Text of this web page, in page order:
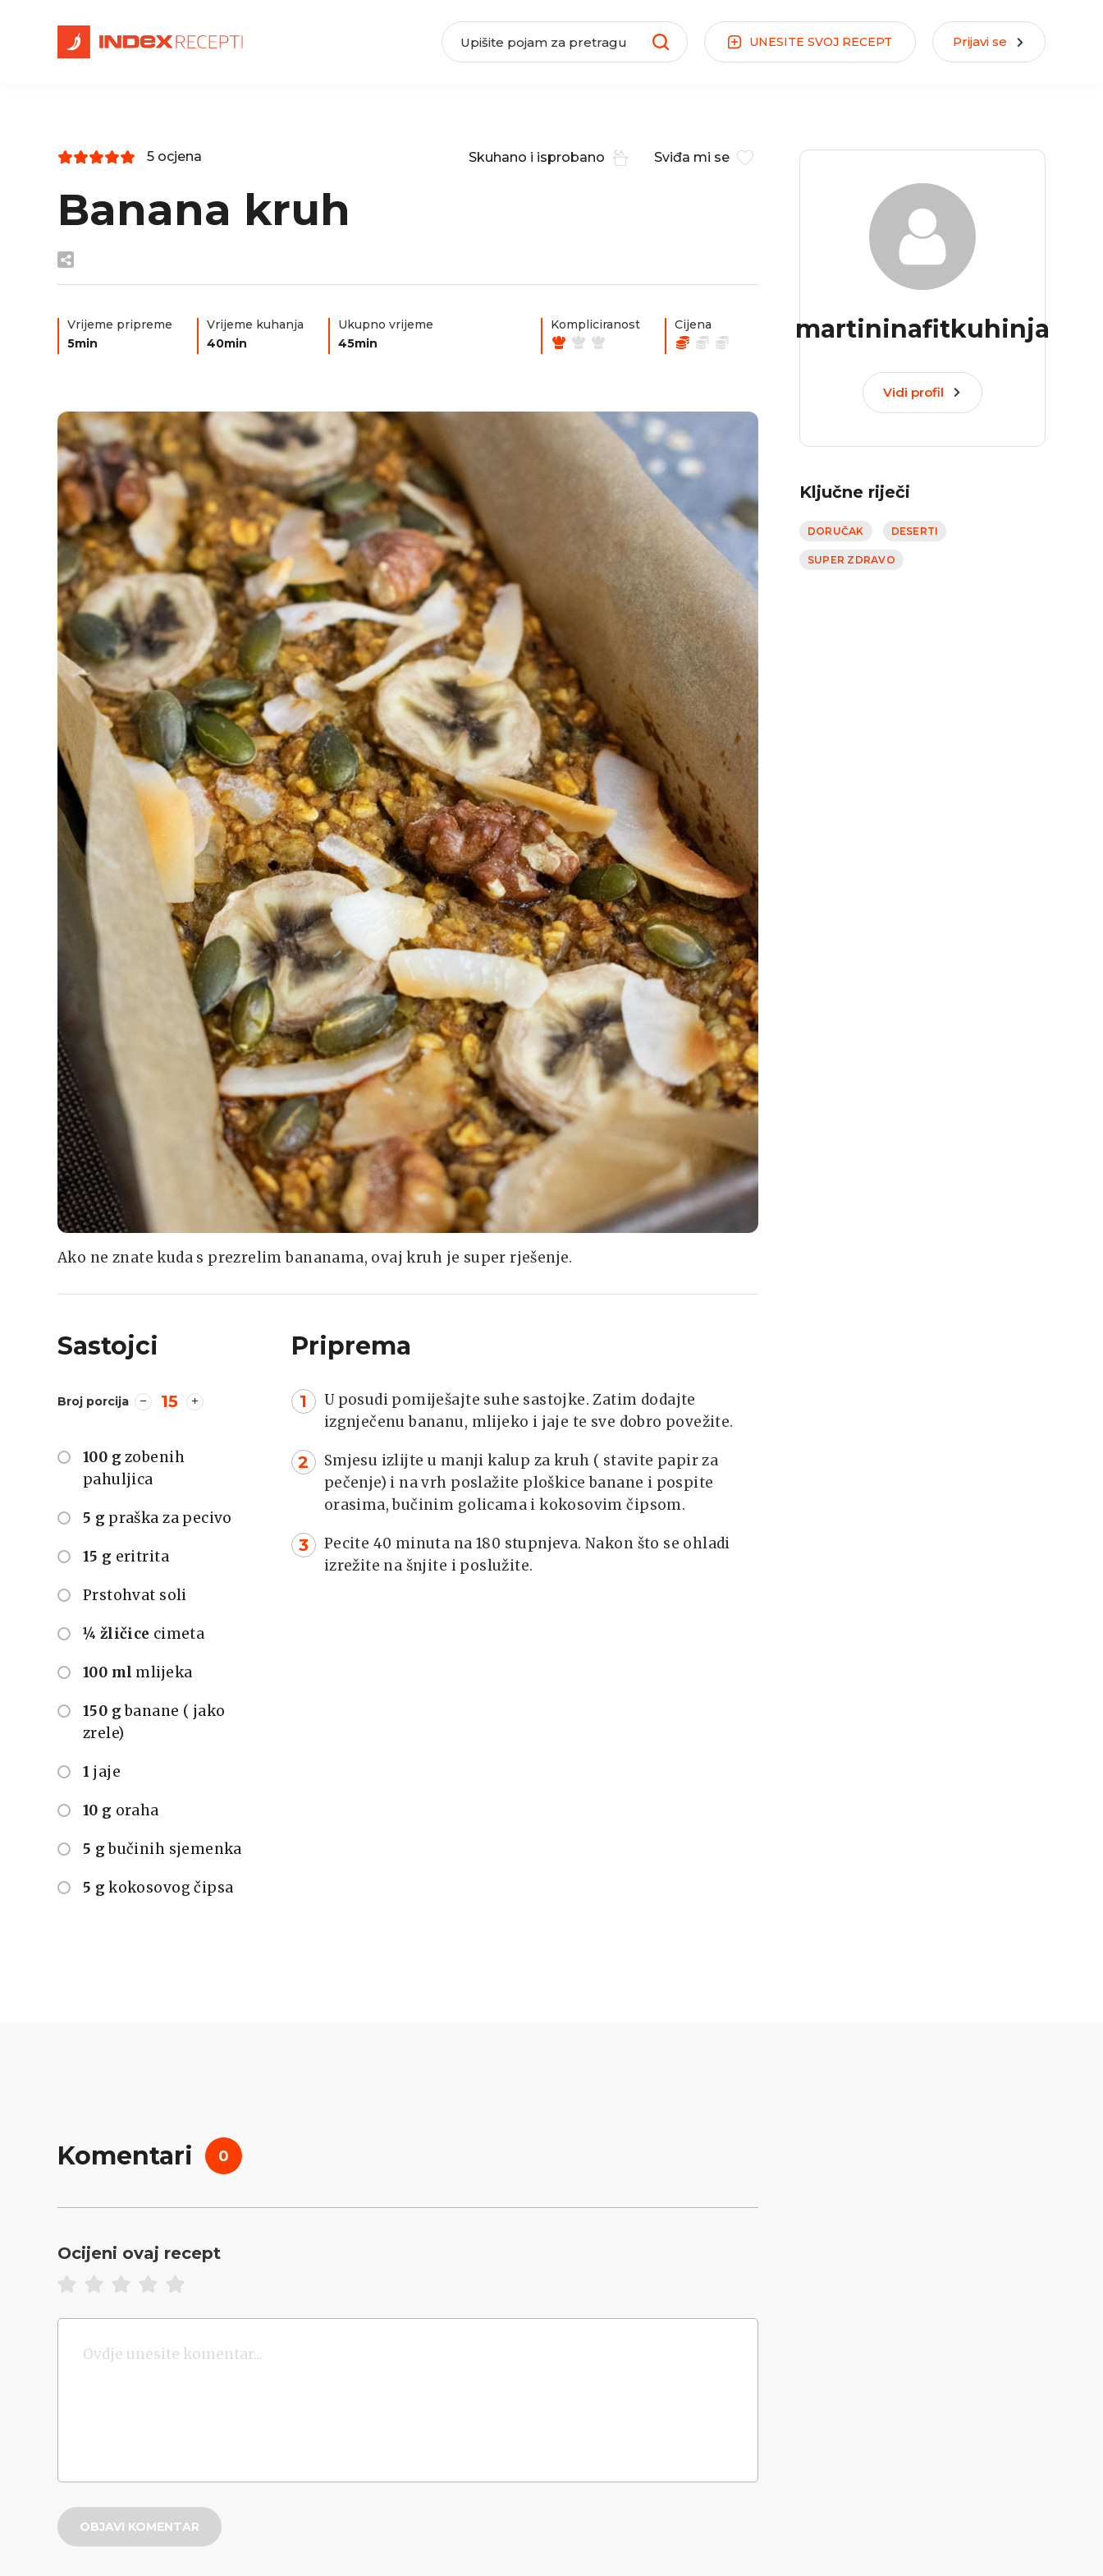
UNESITE SVOJ RECEPT Prijavi se
5 ocjena Skuhano i isprobano Sviđa mi se
Banana kruh
Vrijeme pripreme
5min
Vrijeme kuhanja
40min
Ukupno vrijeme
45min
Kompliciranost Cijena
Ako ne znate kuda s prezrelim bananama, ovaj kruh je super rješenje.
Sastojci
Broj porcija 15
100 g zobenih
pahuljica
5 g praška za pecivo
15 g eritrita
Prstohvat soli
¼ žličice cimeta
100 ml mlijeka
150 g banane ( jako
zrele)
1 jaje
10 g oraha
5 g bučinih sjemenka
5 g kokosovog čipsa
Priprema
U posudi pomiješajte suhe sastojke. Zatim dodajte
izgnječenu bananu, mlijeko i jaje te sve dobro povežite.
Smjesu izlijte u manji kalup za kruh ( stavite papir za
pečenje) i na vrh poslažite ploškice banane i pospite
orasima, bučinim golicama i kokosovim čipsom.
Pecite 40 minuta na 180 stupnjeva. Nakon što se ohladi
izrežite na šnjite i poslužite.
martininafitkuhinja
Vidi profil
Ključne riječi
DORUČAK DESERTI
SUPER ZDRAVO
Komentari 0
Ocijeni ovaj recept
OBJAVI KOMENTAR